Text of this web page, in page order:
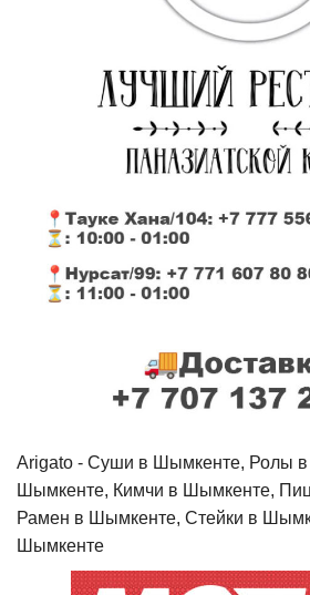
Arigato - Cуши в Шымкенте, Ролы
Шымкенте, Кимчи в Шымкенте,
Рамен в Шымкенте, Стейки в
Шымкенте